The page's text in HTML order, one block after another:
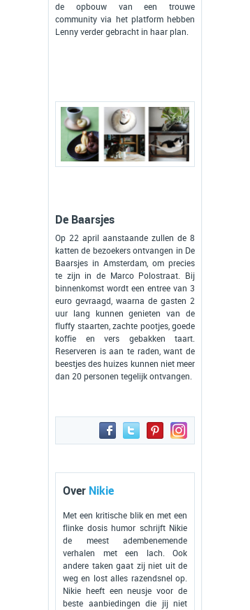
de opbouw van een trouwe
community via het platform hebben
Lenny verder gebracht in haar plan.
De Baarsjes
Op 22 april aanstaande zullen de 8
katten de bezoekers ontvangen in De
Baarsjes in Amsterdam, om precies
te zijn in de Marco Polostraat. Bij
binnenkomst wordt een entree van 3
euro gevraagd, waarna de gasten 2
uur lang kunnen genieten van de
fluffy staarten, zachte pootjes, goede
koffie en vers gebakken taart.
Reserveren is aan te raden, want de
beestjes des huizes kunnen niet meer
dan 20 personen tegelijk ontvangen.
Over Nikie
Met een kritische blik en met een
flinke dosis humor schrijft Nikie
de meest adembenemende
verhalen met een lach. Ook
andere taken gaat zij niet uit de
weg en lost alles razendsnel op.
Nikie heeft een neusje voor de
beste aanbiedingen die jij niet